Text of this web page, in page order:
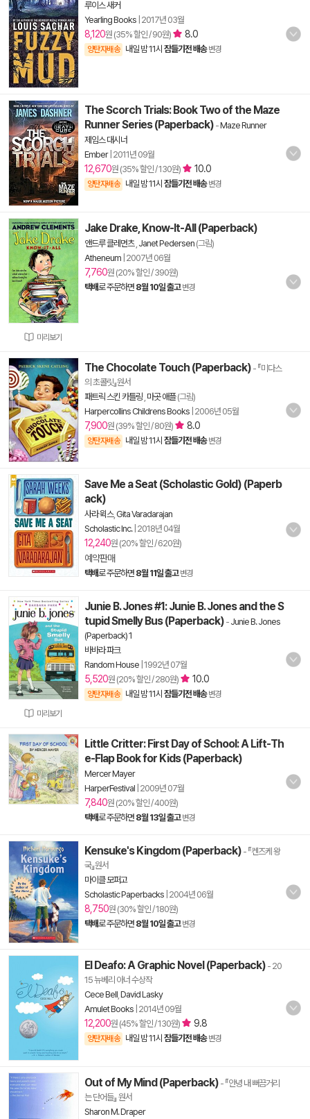
루이스 새커
Yearling Books 2017년 03월
8,120원 (35% 할인 / 90원) 8.0
양탄자배송 내일 밤 11시 잠들기전 배송 변경
The Scorch Trials: Book Two of the Maze
Runner Series (Paperback) -Maze Runner
제임스 대시너
Ember| 2011년 09월
12,670원 (35% 할인 / 130원) 10.0
양탄자배송 내일 밤 11시 잠들기전 배송 변경
미리보기
Jake Drake, Know-It-All (Paperback)
앤드루 클레먼츠, Janet Pedersen (그림)
Atheneum 2007년 06월
7,760원 (20% 할인 / 390원)
택배로 주문하면 8월 10일 출고 변경
The Chocolate Touch (Paperback) - 『미다스
의 초콜릿』원서
패트릭 스킨 카틀링 마곳 애플(그림)
Harpercollins Childrens Books 2006년 05월
7,900원 (39% 할인 / 80원) 8.0
양탄자배송 내일 밤 11시 잠들기전 배송 변경
Save Me a Seat (Scholastic Gold) (Paperb
ack)
사라 윅스, Gita Varadarajan
Scholastic Inc.| 2018년 04월
12,240원 (20% 할인 / 620원)
예약판매
택배로 주문하면 8월 11일 출고 변경
미리보기
Junie B. Jones #1: Junie B. Jones and the S
tupid Smelly Bus (Paperback) - Junie B. Jones
(Paperback) 1
바바라 파크
Random House 1992년 07월
5,520원 (20% 할인 / 280원) 10.0
양탄자배송 내일 밤 11시 잠들기전 배송 변경
Little Critter: First Day of School: A Lift-Th
e-Flap Book for Kids (Paperback)
Mercer Mayer
HarperFestival 2009년 07월
7,840원 (20% 할인 / 400원)
택배로 주문하면 8월 13일 출고 변경
Kensuke's Kingdom (Paperback) - 『켄즈케 왕
국』원서
마이클 모퍼고
Scholastic Paperbacks 2004년 06월
8,750원 (30% 할인 / 180원)
택배로 주문하면 8월 10일 출고 변경
El Deafo: A Graphic Novel (Paperback) - 20
15 뉴베리 아너 수상작
Cece Bell David Lasky
Amulet Books 2014년 09월
12,200원 (45% 할인 / 130원) 9.8
양탄자배송 내일 밤 11시 잠들기전 배송 변경
Out of My Mind (Paperback) - 『안녕 내 뻐끔거리
는 단어들』 원서
Sharon M. Draper